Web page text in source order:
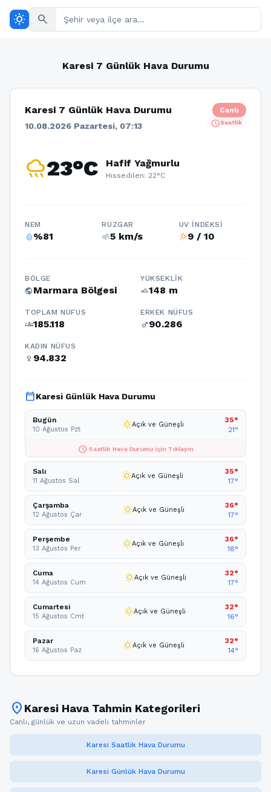
wb_sunny search
Karesi 7 Günlük Hava Durumu
Karesi 7 Günlük Hava Durumu
10.08.2026 Pazartesi, 07:13
Canlı
scheduleSaatlik
rainy23°C Hafif Yağmurlu
Hissedilen: 22°C
NEM
humidity_percentage%81
RÜZGAR
air5 km/s
UV İNDEKSI
wb_sunny9 / 10
BÖLGE
publicMarmara Bölgesi
YÜKSEKLIK
terrain148 m
TOPLAM NÜFUS
groups185.118
ERKEK NÜFUS
male90.286
KADIN NÜFUS
female 94.832
calendar_todayKaresi Günlük Hava Durumu
Bugün
10 Ağustos Pzt wb_sunnyAçık ve Güneşli
35°
21°
schedule Saatlik Hava Durumu için Tıklayın
Salı
11 Ağustos Sal wb_sunnyAçık ve Güneşli
35°
17°
Çarşamba
12 Ağustos Çar wb_sunnyAçık ve Güneşli
36°
17°
Perşembe
13 Ağustos Per wb_sunnyAçık ve Güneşli
36°
18°
Cuma
14 Ağustos Cum wb_sunnyAçık ve Güneşli
32°
17°
Cumartesi
15 Ağustos Cmt wb_sunnyAçık ve Güneşli
32°
16°
Pazar
16 Ağustos Paz wb_sunnyAçık ve Güneşli
32°
14°
location_on Karesi Hava Tahmin Kategorileri
Canlı, günlük ve uzun vadeli tahminler
Karesi Saatlik Hava Durumu
Karesi Günlük Hava Durumu